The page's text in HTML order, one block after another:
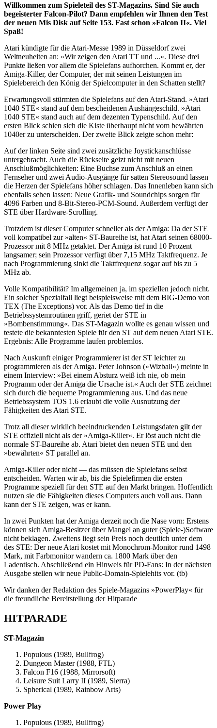
Willkommen zum Spieleteil des ST-Magazins. Sind Sie auch
begeisterter Falcon-Pilot? Dann empfehlen wir Ihnen den Test
der neuen Mis Disk auf Seite 153. Fast schon »Falcon II«. Viel
Spaß!
Atari kündigte für die Atari-Messe 1989 in Düsseldorf zwei
Weltneuheiten an: »Wir zeigen den Atari TT und ...«. Diese drei
Punkte ließen vor allem die Spielefans aufhorchen. Kommt er, der
Amiga-Killer, der Computer, der mit seinen Leistungen im
Spielebereich den König der Spielcomputer in den Schatten stellt?
Erwartungsvoll stürmten die Spielefans auf den Atari-Stand. »Atari
1040 STE« stand auf dem bescheidenen Aushängeschild. »Atari
1040 STE« stand auch auf dem dezenten Typenschild. Auf den
ersten Blick schien sich die Kiste überhaupt nicht vom bewährten
1040er zu unterscheiden. Der zweite Blick zeigte schon mehr:
Auf der linken Seite sind zwei zusätzliche Joystickanschlüsse
untergebracht. Auch die Rückseite geizt nicht mit neuen
Anschlußmöglichkeiten: Eine Buchse zum Anschluß an einen
Fernseher und zwei Audio-Ausgänge für satten Stereosound lassen
die Herzen der Spielefans höher schlagen. Das Innenleben kann sich
ebenfalls sehen lassen: Neue Grafik- und Soundchips sorgen für
4096 Farben und 8-Bit-Stereo-PCM-Sound. Außerdem verfügt der
STE über Hardware-Scrolling.
Trotzdem ist dieser Computer schneller als der Amiga: Da der STE
voll kompatibel zur »alten« ST-Baureihe ist, hat Atari seinen 68000-
Prozessor mit 8 MHz getaktet. Der Amiga ist rund 10 Prozent
langsamer; sein Prozessor verfügt über 7,15 MHz Taktfrequenz. Je
nach Programmierung sinkt die Taktfrequenz sogar auf bis zu 5
MHz ab.
Volle Kompatibilität? Im allgemeinen ja, im speziellen jedoch nicht.
Ein solcher Spezialfall liegt beispielsweise mit dem BIG-Demo von
TEX (The Exceptions) vor. Als das Demo tief in die
Betriebssystemroutinen griff, geriet der STE in
»Bombenstimmung«. Das ST-Magazin wollte es genau wissen und
testete die bekanntesten Spiele für den ST auf dem neuen Atari STE.
Ergebnis: Alle Programme laufen problemlos.
Nach Auskunft einiger Programmierer ist der ST leichter zu
programmieren als der Amiga. Peter Johnson (»Wizball«) meinte in
einem Interview: »Bei einem Absturz weiß ich nie, ob mein
Programm oder der Amiga die Ursache ist.« Auch der STE zeichnet
sich durch die bequeme Programmierung aus. Und das neue
Betriebssystem TOS 1.6 erlaubt die volle Ausnutzung der
Fähigkeiten des Atari STE.
Trotz all dieser wirklich beeindruckenden Leistungsdaten gilt der
STE offiziell nicht als der »Amiga-Killer«. Er löst auch nicht die
normale ST-Baureihe ab. Atari bietet den neuen STE und den
»bewährten« ST parallel an.
Amiga-Killer oder nicht — das müssen die Spielefans selbst
entscheiden. Warten wir ab, bis die Spielefirmen die ersten
Programme speziell für den STE auf den Markt bringen. Hoffentlich
nutzen sie die Fähigkeiten dieses Computers auch voll aus. Dann
kann der STE zeigen, was er kann.
In zwei Punkten hat der Amiga derzeit noch die Nase vorn: Erstens
können sich Amiga-Besitzer über Mangel an guter (Spiele-)Software
nicht beklagen. Zweitens liegt sein Preis noch deutlich unter dem
des STE: Der neue Atari kostet mit Monochrom-Monitor rund 1498
Mark, mit Farbmonitor wandern ca. 1800 Mark über den
Ladentisch. Abschließend ein Hinweis für PD-Fans: In der nächsten
Ausgabe stellen wir neue Public-Domain-Spielehits vor. (tb)
Wir danken der Redaktion des Spiele-Magazins »PowerPlay« für
die freundliche Bereitstellung der Hitparade
HITPARADE
ST-Magazin
Populous (1989, Bullfrog)
Dungeon Master (1988, FTL)
Falcon F16 (1988, Mirrorsoft)
Leisure Suit Larry II (1989, Sierra)
Spherical (1989, Rainbow Arts)
Power Play
Populous (1989, Bullfrog)